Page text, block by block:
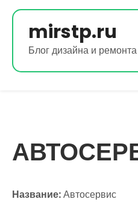
Перейти
содержимомуmirstp.ru
Блог дизайна и
Название:Автосервис